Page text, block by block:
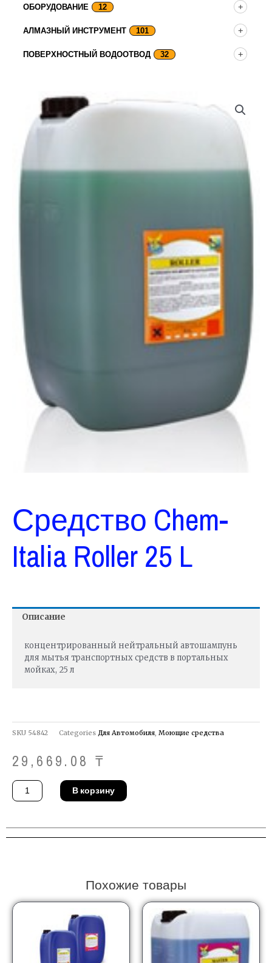
ОБОРУДОВАНИЕ 12
АЛМАЗНЫЙ ИНСТРУМЕНТ 101
ПОВЕРХНОСТНЫЙ ВОДООТВОД 32
Средство Chem-
Italia Roller 25 L
Описание
концентрированный нейтральный автошампунь
для мытья транспортных средств в портальных
мойках, 25 л
SKU 54842 Categories Для Автомобиля Моющие средства
29,669.08 ₸
Количество
товара
Средство
25
l
В корзину
Похожие товары